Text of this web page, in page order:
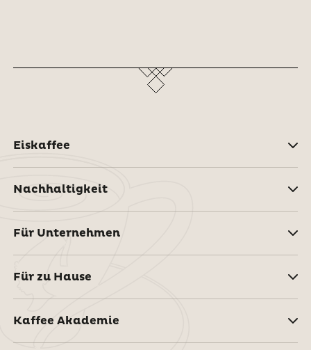
Eiskaffee
Nachhaltigkeit
Für Unternehmen
Für zu Hause
Kaffee Akademie